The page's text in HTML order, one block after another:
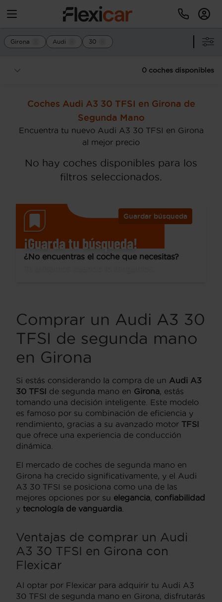
Girona Audi 30
0 coches disponibles
Coches Audi A3 30 TFSI en Girona de
Segunda Mano
Encuentra tu nuevo Audi A3 30 TFSI en Girona
al mejor precio
No hay coches disponibles para los
filtros seleccionados.
Guardar búsqueda
¡Guarda tu búsqueda!
¿No encuentras el coche que necesitas?
Comprar un Audi A3 30
TFSI de segunda mano
en Girona
Si estás considerando la compra de un Audi A3
30 TFSI de segunda mano en Girona, estás
tomando una decisión inteligente. Este modelo
es famoso por su combinación de eficiencia y
rendimiento, gracias a su avanzado motor TFSI
que ofrece una experiencia de conducción
dinámica.
El mercado de coches de segunda mano en
Girona ha crecido significativamente, y el Audi
A3 30 TFSI se posiciona como una de las
mejores opciones por su elegancia, confiabilidad
y tecnología de vanguardia
Ventajas de comprar un Audi
A3 30 TFSI en Girona con
Flexicar
Al optar por Flexicar para adquirir tu Audi A3
30 TFSI de segunda mano en Girona, disfrutarás